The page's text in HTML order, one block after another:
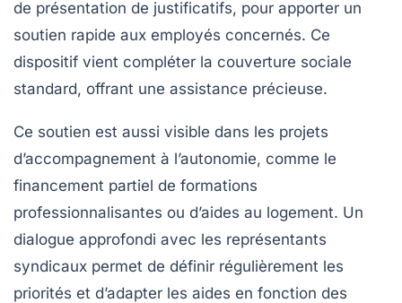
de présentation de justificatifs, pour apporter un
soutien rapide aux employés concernés. Ce
dispositif vient compléter la couverture sociale
standard, offrant une assistance précieuse.
Ce soutien est aussi visible dans les projets
d’accompagnement à l’autonomie, comme le
financement partiel de formations
professionnalisantes ou d’aides au logement. Un
dialogue approfondi avec les représentants
syndicaux permet de définir régulièrement les
priorités et d’adapter les aides en fonction des